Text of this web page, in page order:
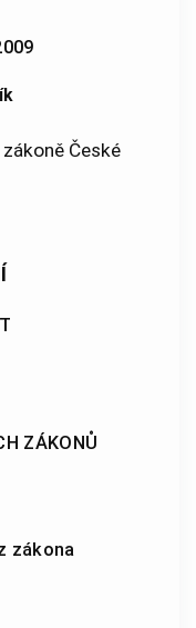
České
ZÁKONŮ
zákona